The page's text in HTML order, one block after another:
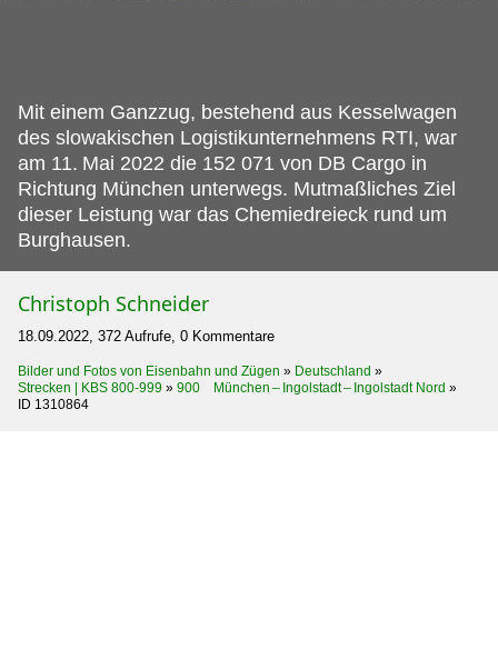
Mit einem Ganzzug, bestehend aus Kesselwagen
des slowakischen Logistikunternehmens RTI, war
am 11. Mai 2022 die 152 071 von DB Cargo in
Richtung München unterwegs. Mutmaßliches Ziel
dieser Leistung war das Chemiedreieck rund um
Burghausen.
Christoph Schneider
18.09.2022, 372 Aufrufe, 0 Kommentare
Bilder und Fotos von Eisenbahn und Zügen » Deutschland »
Strecken | KBS 800-999 » 900 München – Ingolstadt – Ingolstadt Nord »
ID 1310864